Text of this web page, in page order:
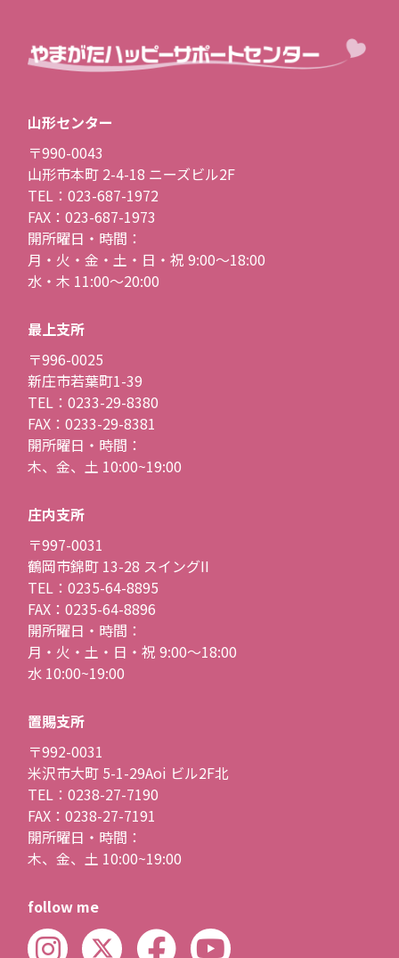
山形センター
〒990-0043
山形市本町 2-4-18 ニーズビル2F
TEL：023-687-1972
FAX：023-687-1973
開所曜日・時間：
月・火・金・土・日・祝 9:00〜18:00
水・木 11:00〜20:00
最上支所
〒996-0025
新庄市若葉町1-39
TEL：0233-29-8380
FAX：0233-29-8381
開所曜日・時間：
木、金、土 10:00~19:00
庄内支所
〒997-0031
鶴岡市錦町 13-28 スイングII
TEL：0235-64-8895
FAX：0235-64-8896
開所曜日・時間：
月・火・土・日・祝 9:00〜18:00
水 10:00~19:00
置賜支所
〒992-0031
米沢市大町 5-1-29Aoi ビル2F北
TEL：0238-27-7190
FAX：0238-27-7191
開所曜日・時間：
木、金、土 10:00~19:00
follow me